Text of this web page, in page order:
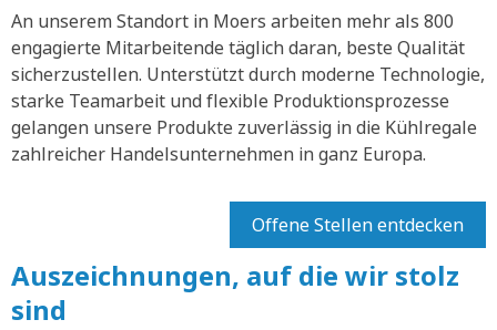
An unserem Standort in Moers arbeiten mehr als 800
engagierte Mitarbeitende täglich daran, beste Qualität
sicherzustellen. Unterstützt durch moderne Technologie,
starke Teamarbeit und flexible Produktionsprozesse
gelangen unsere Produkte zuverlässig in die Kühlregale
zahlreicher Handelsunternehmen in ganz Europa.
Offene Stellen entdecken
Auszeichnungen, auf die wir stolz
sind